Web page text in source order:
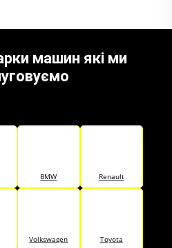
машин які ми
BMW Renault
Volkswagen Toyota